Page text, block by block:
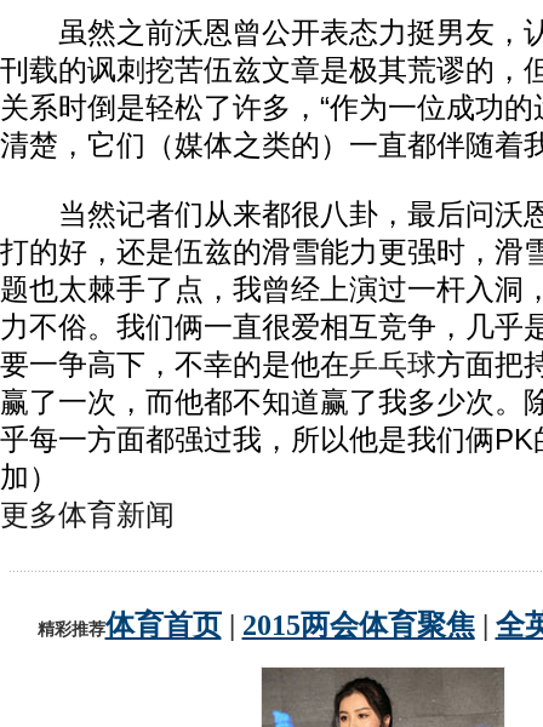
虽然之前沃恩曾公开表态力挺男友，
刊载的讽刺挖苦伍兹文章是极其荒谬的，
关系时倒是轻松了许多，“作为一位成功
清楚，它们（媒体之类的）一直都伴随着
当然记者们从来都很八卦，最后问沃
打的好，还是伍兹的滑雪能力更强时，滑
题也太棘手了点，我曾经上演过一杆入洞
力不俗。我们俩一直很爱相互竞争，几乎
要一争高下，不幸的是他在乒乓球方面把
赢了一次，而他都不知道赢了我多少次。
乎每一方面都强过我，所以他是我们俩PK
加）
更多体育新闻